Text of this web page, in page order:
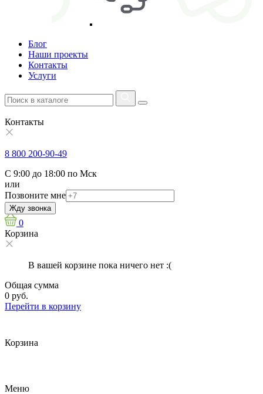
Блог
Наши проекты
Контакты
Услуги
Контакты
8 800 200-90-49
С 9:00 до 18:00 по Мск
или
Позвоните мне
Жду звонка
0
Корзина
В вашей корзине пока ничего нет :(
Общая сумма
0 руб.
Перейти в корзину
Корзина
Меню